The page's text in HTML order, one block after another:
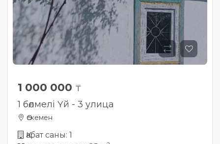
1 000 000 ₸
1 бөлмелі Үй - 3 улица
Өскемен
Қабат саны: 1